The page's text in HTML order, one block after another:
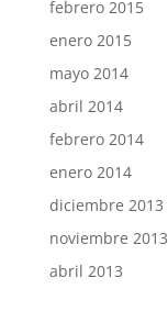
febrero 2015
enero 2015
mayo 2014
abril 2014
febrero 2014
enero 2014
diciembre 2013
noviembre 2013
abril 2013